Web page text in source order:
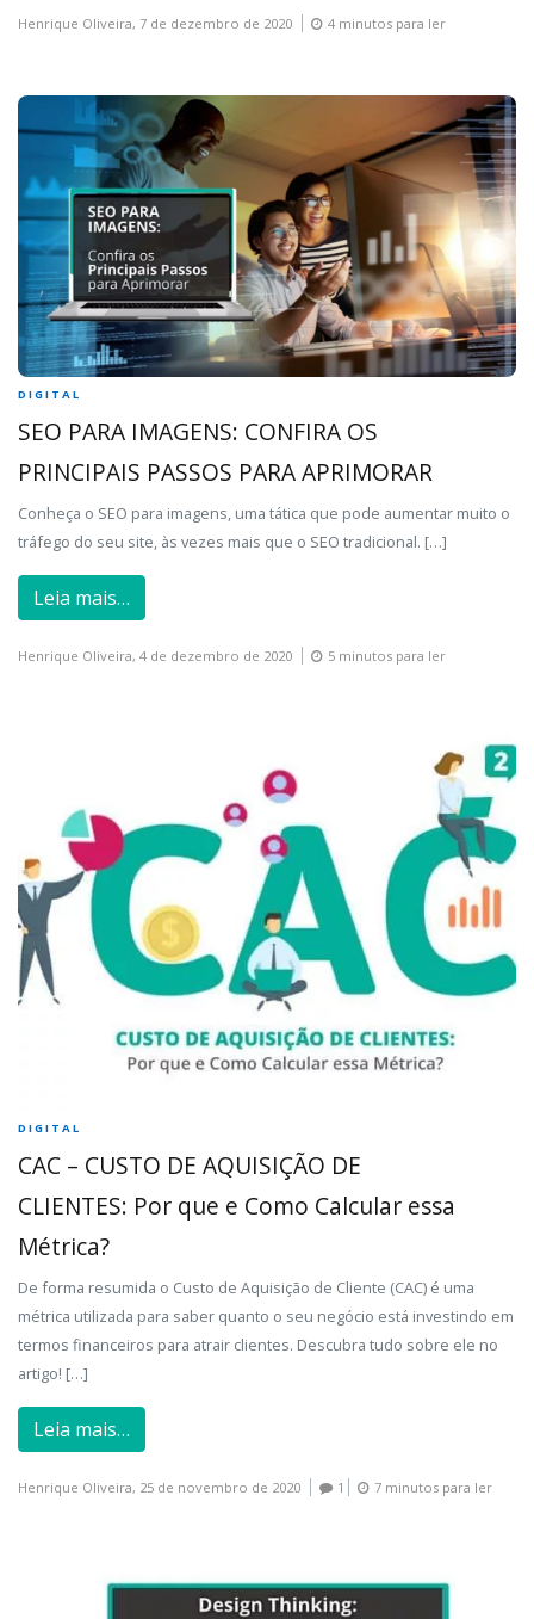
Henrique Oliveira, 7 de dezembro de 2020 4 minutos para ler
DIGITAL
SEO PARA IMAGENS: CONFIRA OS
PRINCIPAIS PASSOS PARA APRIMORAR
Conheça o SEO para imagens, uma tática que pode aumentar muito o
tráfego do seu site, às vezes mais que o SEO tradicional. […]
Leia mais…
Henrique Oliveira, 4 de dezembro de 2020 5 minutos para ler
DIGITAL
CAC – CUSTO DE AQUISIÇÃO DE
CLIENTES: Por que e Como Calcular essa
Métrica?
De forma resumida o Custo de Aquisição de Cliente (CAC) é uma
métrica utilizada para saber quanto o seu negócio está investindo em
termos financeiros para atrair clientes. Descubra tudo sobre ele no
artigo! […]
Leia mais…
Henrique Oliveira, 25 de novembro de 2020 1 7 minutos para ler